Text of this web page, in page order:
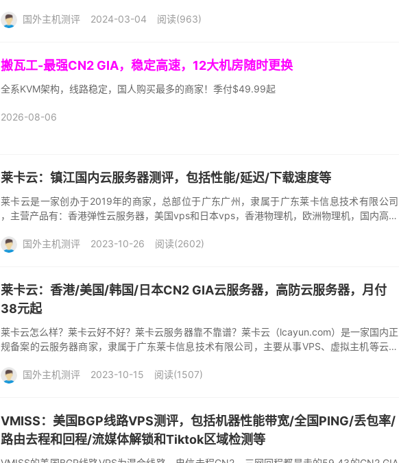
国外主机测评
2024-03-04 阅读(963)
搬瓦工-最强CN2 GIA，稳定高速，12大机房随时更换
全系KVM架构，线路稳定，国人购买最多的商家！季付$49.99起
2026-08-06
莱卡云：镇江国内云服务器测评，包括性能/延迟/下载速度等
莱卡云是一家创办于2019年的商家，总部位于广东广州，隶属于广东莱卡信息技术有限公司
，主营产品有：香港弹性云服务器，美国vps和日本vps，香港物理机，欧洲物理机，国内高防
国外主机测评
2023-10-26 阅读(2602)
莱卡云：香港/美国/韩国/日本CN2 GIA云服务器，高防云服务器，月付
38元起
莱卡云怎么样？莱卡云好不好？莱卡云服务器靠不靠谱？莱卡云（lcayun.com）是一家国内正
规备案的云服务器商家，隶属于广东莱卡信息技术有限公司，主要从事VPS、虚拟主机等云计
国外主机测评
2023-10-15 阅读(1507)
VMISS：美国BGP线路VPS测评，包括机器性能带宽/全国PING/丢包率/
路由去程和回程/流媒体解锁和Tiktok区域检测等